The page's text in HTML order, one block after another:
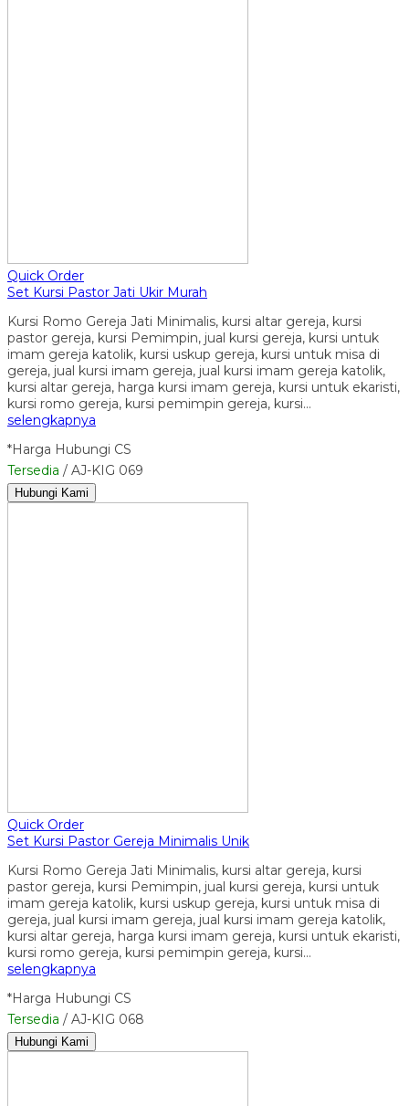
Quick Order
Set Kursi Pastor Jati Ukir Murah
Kursi Romo Gereja Jati Minimalis, kursi altar gereja, kursi
pastor gereja, kursi Pemimpin, jual kursi gereja, kursi untuk
imam gereja katolik, kursi uskup gereja, kursi untuk misa di
gereja, jual kursi imam gereja, jual kursi imam gereja katolik,
kursi altar gereja, harga kursi imam gereja, kursi untuk ekaristi,
kursi romo gereja, kursi pemimpin gereja, kursi…
selengkapnya
*Harga Hubungi CS
Tersedia / AJ-KIG 069
Hubungi Kami
Quick Order
Set Kursi Pastor Gereja Minimalis Unik
Kursi Romo Gereja Jati Minimalis, kursi altar gereja, kursi
pastor gereja, kursi Pemimpin, jual kursi gereja, kursi untuk
imam gereja katolik, kursi uskup gereja, kursi untuk misa di
gereja, jual kursi imam gereja, jual kursi imam gereja katolik,
kursi altar gereja, harga kursi imam gereja, kursi untuk ekaristi,
kursi romo gereja, kursi pemimpin gereja, kursi…
selengkapnya
*Harga Hubungi CS
Tersedia / AJ-KIG 068
Hubungi Kami